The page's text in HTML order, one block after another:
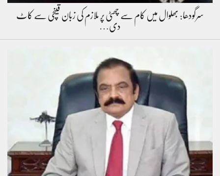
سرگودھا: بھلوال میں کام سے چھٹی پر ملازم کی زبان قینچی سے کاٹ
دی…